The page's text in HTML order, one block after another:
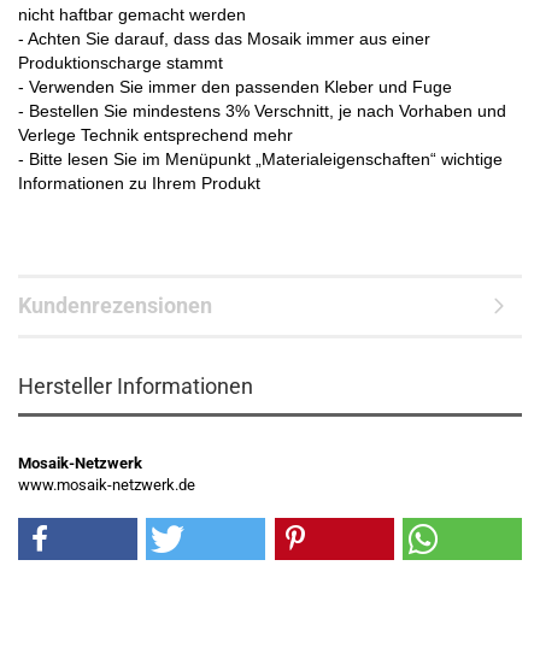
nicht haftbar gemacht werden
- Achten Sie darauf, dass das Mosaik immer aus einer
Produktionscharge stammt
- Verwenden Sie immer den passenden Kleber und Fuge
- Bestellen Sie mindestens 3% Verschnitt, je nach Vorhaben und
Verlege Technik entsprechend mehr
- Bitte lesen Sie im Menüpunkt „Materialeigenschaften“ wichtige
Informationen zu Ihrem Produkt
Kundenrezensionen
Hersteller Informationen
Mosaik-Netzwerk
www.mosaik-netzwerk.de